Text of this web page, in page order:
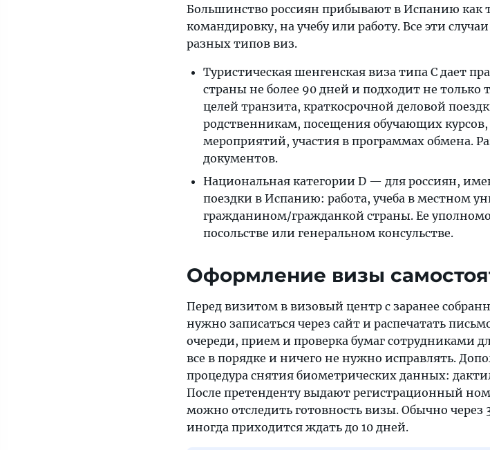
Большинство россиян прибывают в Испанию как
командировку, на учебу или работу. Все эти
разных типов виз.
Туристическая шенгенская виза типа C дает
страны не более 90 дней и подходит не только
целей транзита, краткосрочной деловой
родственникам, посещения обучающих
мероприятий, участия в программах обмена.
документов.
Национальная категории D — для россиян,
поездки в Испанию: работа, учеба в местном
гражданином/гражданкой страны. Ее
посольстве или генеральном консульстве.
Оформление визы
Перед визитом в визовый центр с заранее
нужно записаться через сайт и распечатать
очереди, прием и проверка бумаг сотрудниками
все в порядке и ничего не нужно исправлять.
процедура снятия биометрических данных:
После претенденту выдают регистрационный
можно отследить готовность визы. Обычно через
иногда приходится ждать до 10 дней.